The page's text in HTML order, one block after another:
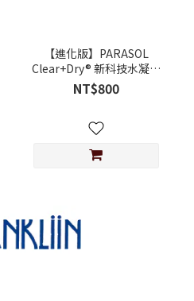
【進化版】PARASOL
Clear+Dry® 新科技水凝果
凍褲 禮盒組 (褲型尿布L-
XXL)
NT$800